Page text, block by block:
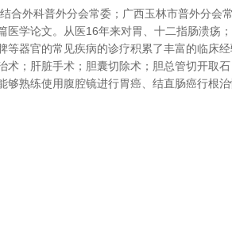
合外科普外分会常委；广西玉林市普外分会
医学论文。从医16年来对胃、十二指肠溃疡
器官的常见疾病的诊疗积累了丰富的临床
；肝脏手术；胆囊切除术；胆总管切开取
够熟练使用腹腔镜进行胃癌、结直肠癌行根治